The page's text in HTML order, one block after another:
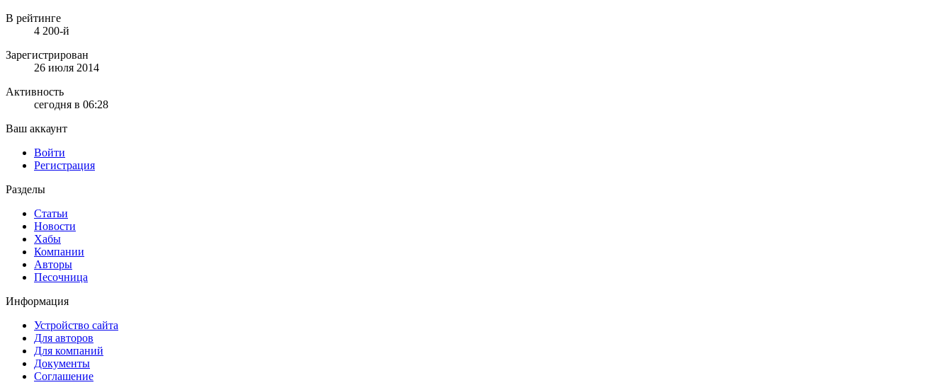
В рейтинге
4 200-й
Зарегистрирован
26 июля 2014
Активность
сегодня в 06:28
Ваш аккаунт
Войти
Регистрация
Разделы
Статьи
Новости
Хабы
Компании
Авторы
Песочница
Информация
Устройство сайта
Для авторов
Для компаний
Документы
Соглашение